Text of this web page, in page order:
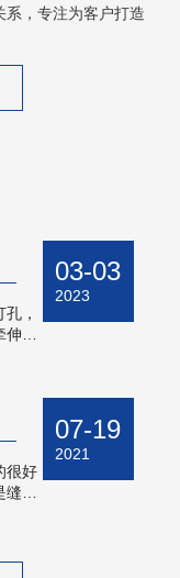
，专注为客户打造
，
伸区
纺
03-03
2023
很好
纫
07-19
2021